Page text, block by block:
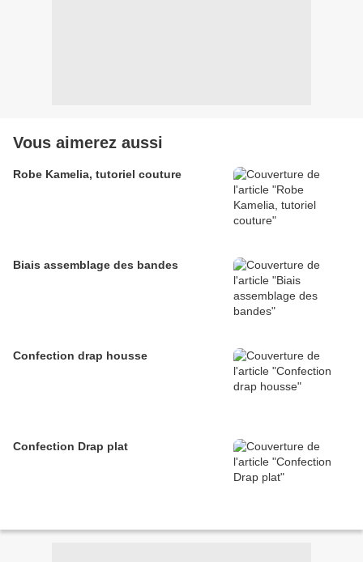
Vous aimerez aussi
Robe Kamelia, tutoriel couture
Biais assemblage des bandes
Confection drap housse
Confection Drap plat